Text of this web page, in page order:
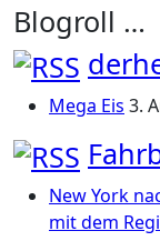
Blogroll …
Mega Eis 3.
New York
mit dem